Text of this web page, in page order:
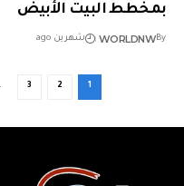
بمخطط البيت الأبيض
By
WORLDNW شهرين ago
1
2
3